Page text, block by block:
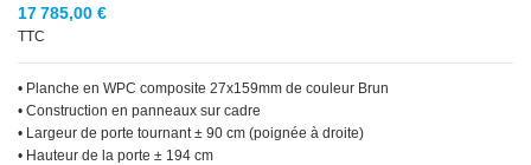
17 785,00 €
TTC
• Planche en WPC composite 27x159mm de couleur Brun
• Construction en panneaux sur cadre
• Largeur de porte tournant ± 90 cm (poignée à droite)
• Hauteur de la porte ± 194 cm